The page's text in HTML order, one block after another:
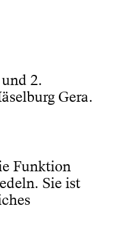
2.
Gera.
Funktion
Sie ist